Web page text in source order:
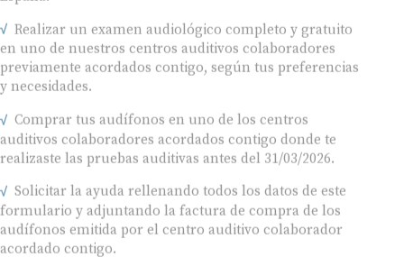
en uno de nuestros centros auditivos colaboradores
previamente acordados contigo, según tus preferencias
y necesidades.
auditivos colaboradores acordados contigo donde te
realizaste las pruebas auditivas antes del 31/03/2026.
formulario y adjuntando la factura de compra de los
audífonos emitida por el centro auditivo colaborador
acordado contigo.